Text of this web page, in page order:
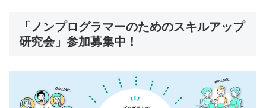
「ノンプログラマーのためのスキルアップ
研究会」参加募集中！